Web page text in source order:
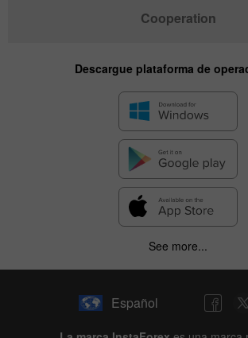
Cooperation
Descargue plataforma de
See more...
Español